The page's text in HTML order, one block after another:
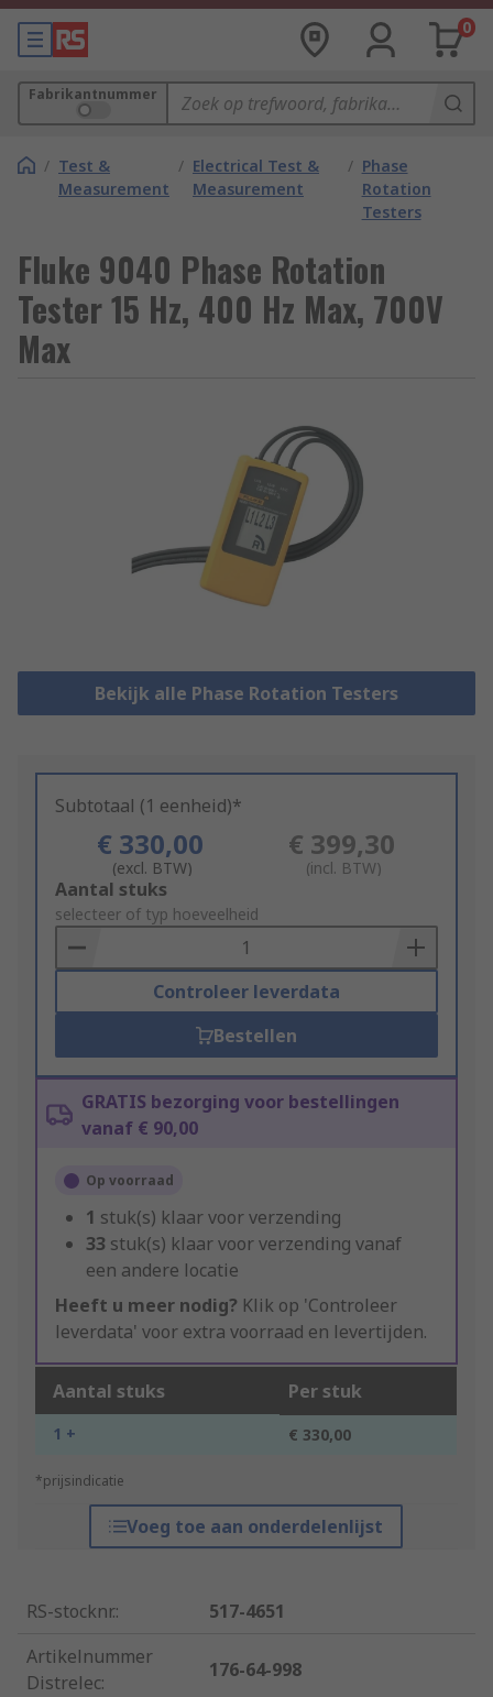
0
Fabrikantnummer
/ Test &
Measurement
/ Electrical Test &
Measurement
/ Phase
Rotation
Testers
Fluke 9040 Phase Rotation
Tester 15 Hz, 400 Hz Max, 700V
Max
Bekijk alle Phase Rotation Testers
Subtotaal (1 eenheid)*
€ 330,00
(excl. BTW)
€ 399,30
(incl. BTW)
Add
to
Basket
Aantal stuks
selecteer of typ hoeveelheid
Controleer leverdata
Bestellen
GRATIS bezorging voor bestellingen
vanaf € 90,00
Op voorraad
1 stuk(s) klaar voor verzending
33 stuk(s) klaar voor verzending vanaf
een andere locatie
Heeft u meer nodig? Klik op 'Controleer
leverdata' voor extra voorraad en levertijden.
Aantal stuks Per stuk
1 + € 330,00
*prijsindicatie
Voeg toe aan onderdelenlijst
RS-stocknr.:
517-4651
Artikelnummer
Distrelec:
176-64-998